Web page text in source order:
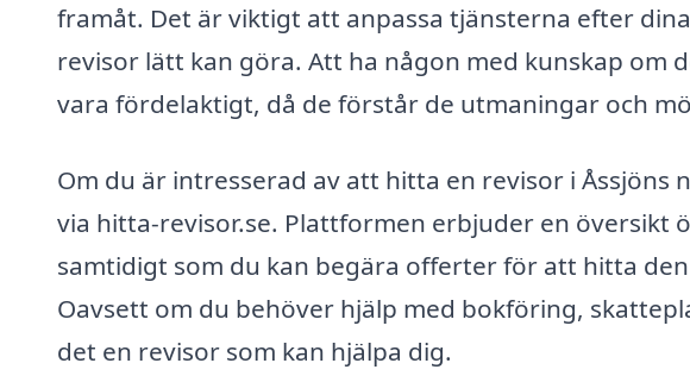
framåt. Det är viktigt att anpassa tjänsterna efter
revisor lätt kan göra. Att ha någon med kunskap om
vara fördelaktigt, då de förstår de utmaningar och
Om du är intresserad av att hitta en revisor i
via hitta-revisor.se. Plattformen erbjuder en översikt
samtidigt som du kan begära offerter för att hitta
Oavsett om du behöver hjälp med bokföring,
det en revisor som kan hjälpa dig.